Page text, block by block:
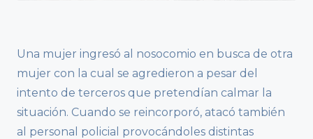
Una mujer ingresó al nosocomio en busca de otra
mujer con la cual se agredieron a pesar del
intento de terceros que pretendían calmar la
situación. Cuando se reincorporó, atacó también
al personal policial provocándoles distintas